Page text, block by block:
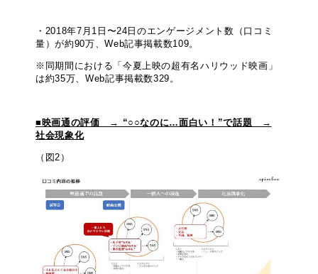
・2018年7月1日〜24日のエンゲージメント数（口コミ
量）が約90万、Web記事掲載数109。
※同期間における「今夏上映の超有名ハリウッド映画」
は約35万、Web記事掲載数329。
■映画通の評価 → “○○なのに…面白い！”で話題 →
社会現象化
（図2）